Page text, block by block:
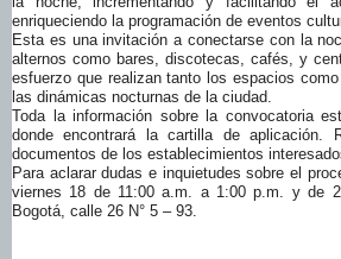
enriqueciendo la programación de eventos
Esta es una invitación a conectarse con la
alternos como bares, discotecas, cafés, y
esfuerzo que realizan tanto los espacios
las dinámicas nocturnas de la ciudad.
Toda la información sobre la convocatoria
donde encontrará la cartilla de
documentos de los establecimientos
Para aclarar dudas e inquietudes sobre el
viernes 18 de 11:00 a.m. a 1:00 p.m. y de
Bogotá, calle 26 N° 5 – 93.